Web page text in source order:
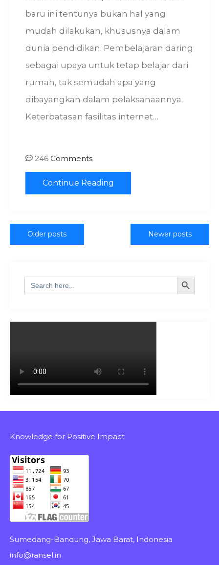
baru ini tentunya bukan hal yang
mudah dilakukan, khususnya dalam
dunia pendidikan. Pembelajaran daring
sebagai upaya untuk tetap belajar dari
rumah, tak semudah apa yang
dibayangkan dalam pelaksanaannya.
Keterbatasan fasilitas internet…
246 Comments
Continue Reading
Older posts Newer posts
Search
for:
Search Button
Knowledge for Positive Impact
Sumedang-Bandung, Jawa Barat, Indonesia
info@ransel.in